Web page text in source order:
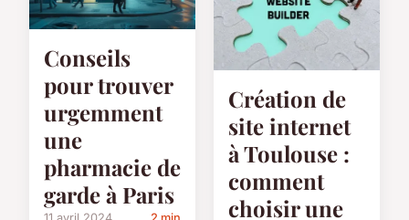
Conseils
pour trouver
urgemment
une
pharmacie de
garde à Paris
Création de
site internet
à Toulouse :
comment
choisir une